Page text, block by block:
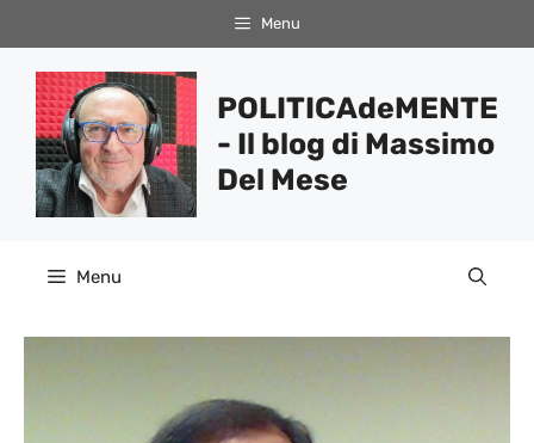
al
contenuto
Menu
POLITICAdeMENTE
- Il blog di Massimo
Del Mese
Menu